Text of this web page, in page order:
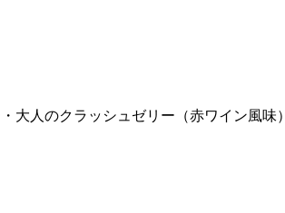
大人のクラッシュゼリー（赤ワイン風味）